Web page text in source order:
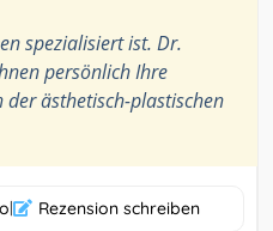
spezialisiert ist. Dr.
persönlich Ihre
ästhetisch-plastischen
| Rezension schreiben